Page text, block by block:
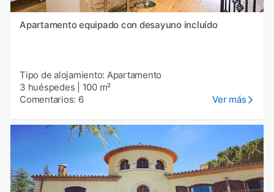
Apartamento equipado con desayuno incluído
Tipo de alojamiento: Apartamento
3 huéspedes
100 m²
Comentarios: 6
Ver más